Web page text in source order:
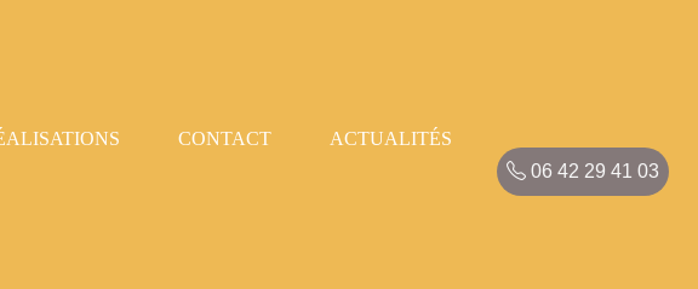
CONTACT ACTUALITÉS
06 42 29 41 03